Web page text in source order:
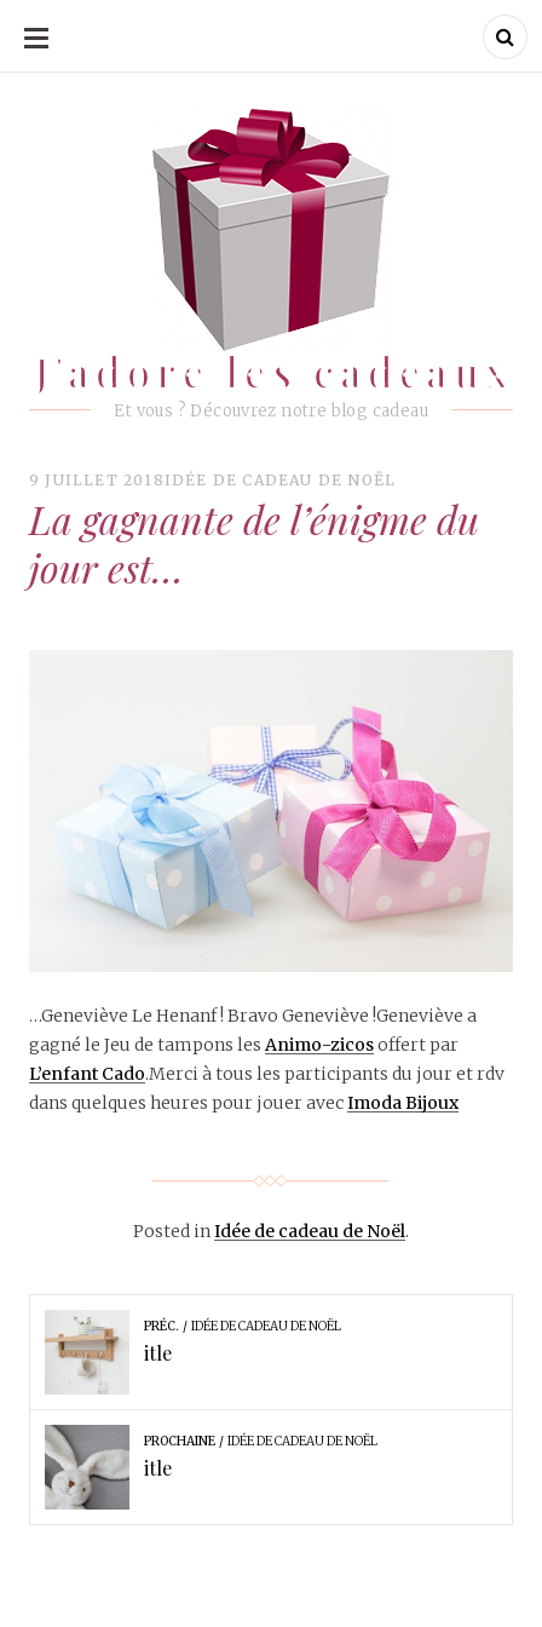
ALLER
CONTENU
J'adore les cadeaux
Et vous ? Découvrez notre blog cadeau
J'adore les cadeaux
9 JUILLET 2018 IDÉE DE CADEAU DE NOËL
La gagnante de l’énigme du
jour est…
…Geneviève Le Henanf ! Bravo Geneviève !Geneviève a
gagné le Jeu de tampons les Animo-zicosoffert par
L’enfant Cado.Merci à tous les participants du jour et rdv
dans quelques heures pour jouer avecImoda Bijoux
Posted inIdée de cadeau de Noël.
PRÉC. IDÉE DE CADEAU DE NOËL
itle
PROCHAINE IDÉE DE CADEAU DE NOËL
itle